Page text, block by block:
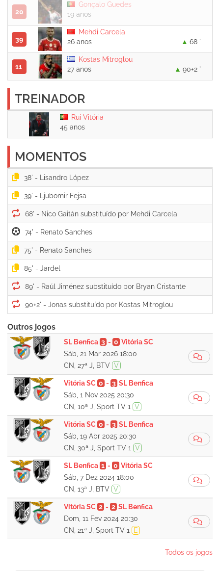
20
Gonçalo Guedes
19 anos
39
Mehdi Carcela
26 anos
68 '
11
Kostas Mitroglou
27 anos
90+2 '
TREINADOR
Rui Vitória
45 anos
MOMENTOS
38' -
39' -
68' -
74' -
75' -
85' -
89' -
90+2' -
Outros jogos
SL Benfica 3- 0 Vitória SC
Sáb, 21 Mar 2026 18:00
CN, 27ª J, BTV V
Vitória SC 0 - 3 SL Benfica
Sáb, 1 Nov 2025 20:30
CN, 10ª J, Sport TV 1
V
Vitória SC 0 - 3 SL Benfica
Sáb, 19 Abr 2025 20:30
CN, 30ª J, Sport TV 1
V
SL Benfica 1- 0 Vitória SC
Sáb, 7 Dez 2024 18:00
CN, 13ª J, BTV V
Vitória SC 2- 2 SL Benfica
Dom, 11 Fev 2024 20:30
CN, 21ª J, Sport TV 1
E
Todos os jogos